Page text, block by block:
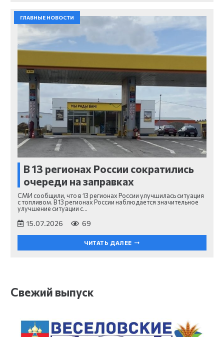
ГЛАВНЫЕ НОВОСТИ
В 13 регионах России сократились
очереди на заправках
СМИ сообщили, что в 13 регионах России улучшилась ситуация
с топливом. В 13 регионах России наблюдается значительное
улучшение ситуации с…
15.07.2026 69
ЧИТАТЬ ДАЛЕЕ
Свежий выпуск